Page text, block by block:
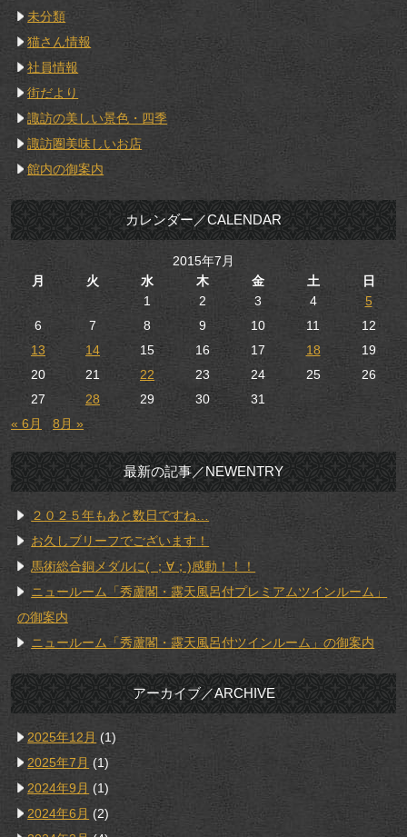
未分類
猫さん情報
社員情報
街だより
諏訪の美しい景色・四季
諏訪圏美味しいお店
館内の御案内
カレンダー／CALENDAR
2015年7月
月
火 水 木 金 土
日
1
2 3 4
5
6
7 8 9 10 11
12
13
14 15 16 17 18
19
20
21 22 23 24 25
26
27
28 29 30
31
« 6月
8月 »
最新の記事／NEWENTRY
２０２５年もあと数日ですね…
お久しブリーフでございます！
馬術総合銅メダルに( ；∀；)感動！！！
ニュールーム「秀蘆閣・露天風呂付プレミアムツインルーム」
の御案内
ニュールーム「秀蘆閣・露天風呂付ツインルーム」の御案内
アーカイブ／ARCHIVE
2025年12月 (1)
2025年7月 (1)
2024年9月 (1)
2024年6月 (2)